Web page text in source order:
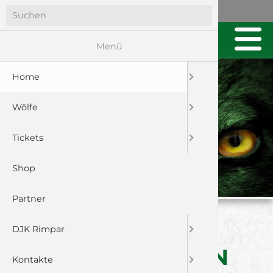
HEIMSPIEL GEGEN
UNGESCHLAGENEN
Menü
Home
Wölfe
Tickets
Shop
Partner
DJK Rimpar
Kontakte